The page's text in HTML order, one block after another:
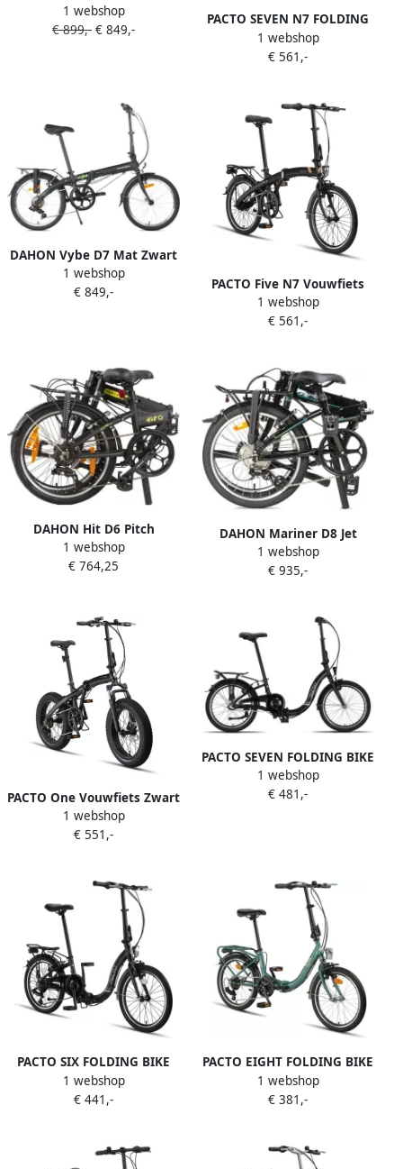
e-bike 10.4 Matt Black
1 webshop
€ 899,- € 849,-
PACTO SEVEN N7 FOLDING
BIKE BLACK Nexus 7v
VOUWFIETS PLOOIFIETS
SHI O
1 webshop
€ 561,-
DAHON Vybe D7 Mat Zwart
Shadow Vouwfiets 7-speed
Shi o derailleur V brakes 20
1 webshop
€ 849,-
PACTO Five N7 Vouwfiets
Zwart Shi o Nexus 7v
Terugtraprem Plooifiets 20
1 webshop
€ 561,-
DAHON Hit D6 Pitch
vouwfiets 20 inch 6
versnellingen V-brake
1 webshop
€ 764,25
DAHON Mariner D8 Jet
vouwfiets 20 inch 8
versnellingen V-brake
1 webshop
€ 935,-
PACTO One Vouwfiets Zwart
Shi o 6v Plooifiets Fatbike 20
inch Aluminium Phatbike
1 webshop
€ 551,-
PACTO SEVEN FOLDING BIKE
BLACK 3v VOUWFIETS
PLOOIFIETS LAGE INSTAP
1 webshop
€ 481,-
PACTO SIX FOLDING BIKE
BLACK 6v VOUWFIETS
PLOOIFIETS LAGE INSTAP
1 webshop
€ 441,-
PACTO EIGHT FOLDING BIKE
6v PATROL GREEN
VOUWFIETS PLOOIFIETS
1 webshop
€ 381,-